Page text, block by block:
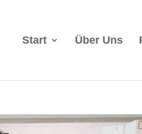
Start Über Uns